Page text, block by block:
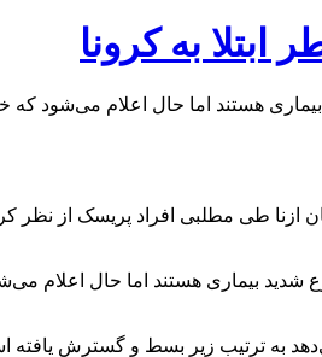
به کرونا
بالا ابتلاء به نوع شدید بیماری هستند اما
ازنا طی مطلبی افراد پریسک از نظر
سال در معرض ریسک بالا ابتلاء به نوع شدید